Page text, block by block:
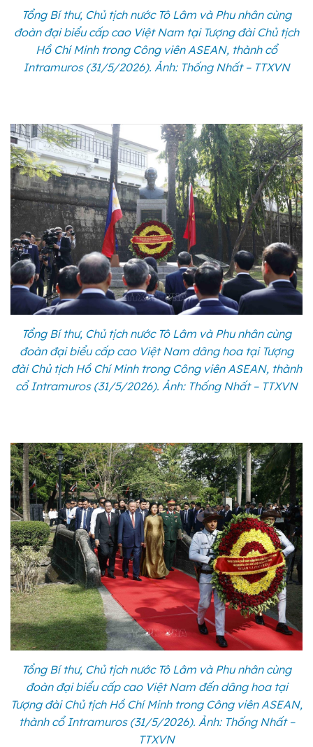
Tổng Bí thư, Chủ tịch nước Tô Lâm và Phu nhân cùng
đoàn đại biểu cấp cao Việt Nam tại Tượng đài Chủ tịch
Hồ Chí Minh trong Công viên ASEAN, thành cổ
Intramuros (31/5/2026). Ảnh: Thống Nhất – TTXVN
Tổng Bí thư, Chủ tịch nước Tô Lâm và Phu nhân cùng
đoàn đại biểu cấp cao Việt Nam dâng hoa tại Tượng
đài Chủ tịch Hồ Chí Minh trong Công viên ASEAN, thành
cổ Intramuros (31/5/2026). Ảnh: Thống Nhất – TTXVN
Tổng Bí thư, Chủ tịch nước Tô Lâm và Phu nhân cùng
đoàn đại biểu cấp cao Việt Nam đến dâng hoa tại
Tượng đài Chủ tịch Hồ Chí Minh trong Công viên ASEAN,
thành cổ Intramuros (31/5/2026). Ảnh: Thống Nhất –
TTXVN